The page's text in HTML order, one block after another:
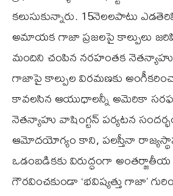
కలుసుకున్నారు. 15నెలలపాటు
అమాయక గాజా ప్రజలపై కాల్పులు
మందిని చంపిన నరహంతక
గాజాపై కాల్పుల విరమణకు
కావలసిన ఆయుధాలన్నీ అమెరికా
నెతన్యాహు వాషింగ్టన్‌ పర్యటన
ఆమోదయోగ్యం కాని, పలస్తీనా
ఒడంబడికకు విరుద్ధంగా అంతర్జాతీయ
గౌరవించకుండా ‘భవిష్యత్తు గాజా’